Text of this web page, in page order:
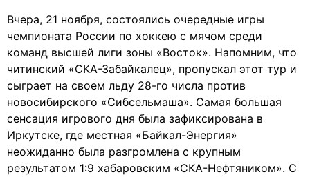
Вчера, 21 ноября, состоялись очередные игры
чемпионата России по хоккею с мячом среди
команд высшей лиги зоны «Восток». Напомним, что
читинский «СКА-Забайкалец», пропускал этот тур и
сыграет на своем льду 28-го числа против
новосибирского «Сибсельмаша». Самая большая
сенсация игрового дня была зафиксирована в
Иркутске, где местная «Байкал-Энергия»
неожиданно была разгромлена с крупным
результатом 1:9 хабаровским «СКА-Нефтяником». С